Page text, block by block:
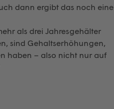
dann ergibt das noch eine
als drei Jahresgehälter
sind Gehaltserhöhungen,
haben – also nicht nur auf